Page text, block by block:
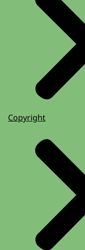
Copyright